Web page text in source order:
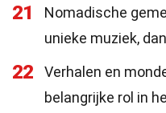
21
Nomadische
unieke muziek,
22
Verhalen en
belangrijke rol in